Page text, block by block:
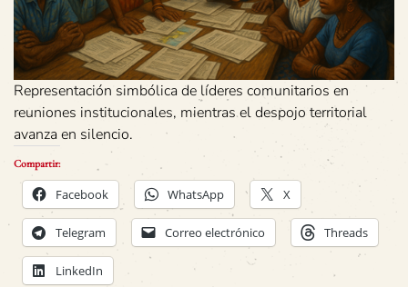
Representación simbólica de líderes comunitarios en
reuniones institucionales, mientras el despojo territorial
avanza en silencio.
Compartir:
Facebook WhatsApp X
Telegram Correo electrónico Threads
LinkedIn